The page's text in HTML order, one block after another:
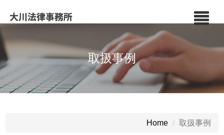
取扱事例
Home 取扱事例